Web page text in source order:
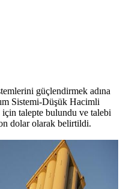
güçlendirmek adına
Sistemi-Düşük Hacimli
talepte bulundu ve talebi
dolar olarak belirtildi.